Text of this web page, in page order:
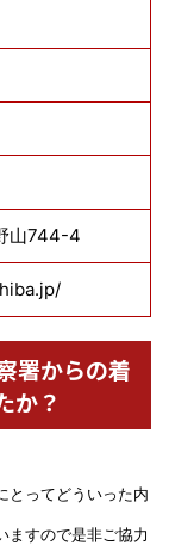
山744-4
署からの着
か？
とってどういった内
ますので是非ご協力